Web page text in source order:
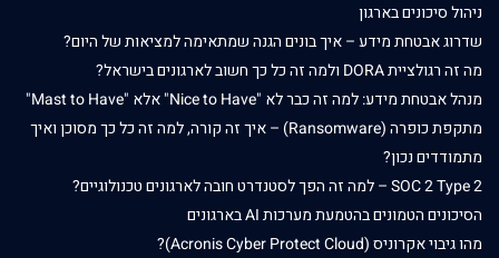
ניהול סיכונים בארגון
שדרוג אבטחת מידע – איך בונים הגנה שמתאימה למציאות של היום?
מה זה רגולציית DORA ולמה זה כל כך חשוב לארגונים בישראל?
מנהל אבטחת מידע: למה זה כבר לא "Nice to Have" אלא "Mast to Have"
מתקפת כופרה (Ransomware) – איך זה קורה, למה זה כל כך מסוכן ואיך
מתמודדים נכון?
SOC 2 Type 2 – למה זה הפך לסטנדרט חובה לארגונים טכנולוגיים?
הסיכונים הטמונים בהטמעת מערכות AI בארגונים
מהו גיבוי אקרוניס (Acronis Cyber Protect Cloud)?